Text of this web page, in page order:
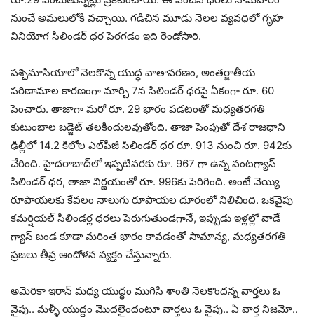
నుంచే అమలులోకి వచ్చాయి. గడిచిన మూడు నెలల వ్యవధిలో గృహ
వినియోగ సిలిండర్ ధర పెరగడం ఇది రెండోసారి.
పశ్చిమాసియాలో నెలకొన్న యుద్ధ వాతావరణం, అంతర్జాతీయ
పరిణామాల కారణంగా మార్చి 7న సిలిండర్ ధరపై ఏకంగా రూ. 60
పెంచారు. తాజాగా మరో రూ. 29 భారం పడటంతో మధ్యతరగతి
కుటుంబాల బడ్జెట్ తలకిందులవుతోంది. తాజా పెంపుతో దేశ రాజధాని
ఢిల్లీలో 14.2 కిలోల ఎల్‌పీజీ సిలిండర్ ధర రూ. 913 నుంచి రూ. 942కు
చేరింది. హైదరాబాద్‌లో ఇప్పటివరకు రూ. 967 గా ఉన్న వంటగ్యాస్
సిలిండర్ ధర, తాజా నిర్ణయంతో రూ. 996కు పెరిగింది. అంటే వెయ్యి
రూపాయలకు కేవలం నాలుగు రూపాయల దూరంలో నిలిచింది. ఒకవైపు
కమర్షియల్ సిలిండర్ల ధరలు పెరుగుతుండగానే, ఇప్పుడు ఇళ్లల్లో వాడే
గ్యాస్ బండ కూడా మరింత భారం కావడంతో సామాన్య, మధ్యతరగతి
ప్రజలు తీవ్ర ఆందోళన వ్యక్తం చేస్తున్నారు.
అమెరికా ఇరాన్ మధ్య యుద్ధం ముగిసి శాంతి నెలకొందన్న వార్తలు ఓ
వైపు.. మళ్ళీ యుద్ధం మొదలైందంటూ వార్తలు ఓ వైపు.. ఏ వార్త నిజమో..